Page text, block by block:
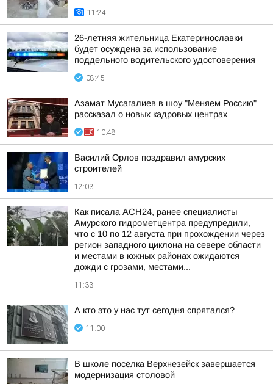
11:24
26-летняя жительница Екатеринославки
будет осуждена за использование
поддельного водительского удостоверения
08:45
Азамат Мусагалиев в шоу "Меняем Россию"
рассказал о новых кадровых центрах
10:48
Василий Орлов поздравил амурских
строителей
12:03
Как писала АСН24, ранее специалисты
Амурского гидрометцентра предупредили,
что с 10 по 12 августа при прохождении через
регион западного циклона на севере области
и местами в южных районах ожидаются
дожди с грозами, местами...
11:33
А кто это у нас тут сегодня спрятался?
11:00
В школе посёлка Верхнезейск завершается
модернизация столовой